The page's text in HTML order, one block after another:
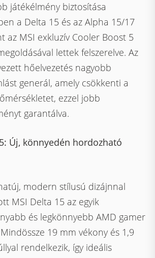
játékélmény biztosítása
a Delta 15 és az Alpha 15/17
az MSI exkluzív Cooler Boost 5
lettek felszerelve. Az
hőelvezetés nagyobb
generál, amely csökkenti a
ezzel jobb
garantálva.
Új, könnyedén hordozható
modern stílusú dizájnnal
MSI Delta 15 az egyik
és legkönnyebb AMD gamer
19 mm vékony és 1,9
rendelkezik, így ideális